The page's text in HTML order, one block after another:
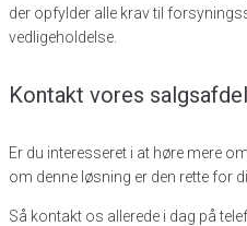
der opfylder alle krav til
vedligeholdelse.
Kontakt vores
Er du interesseret i at høre mere
om denne løsning er den rette for
Så kontakt os allerede i dag på